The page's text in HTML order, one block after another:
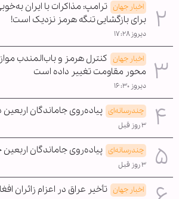
اخبار جهان ترامپ: مذاکرات با ایران
برای بازگشایی تنگه هرمز نزدیک است!
دیروز ۱۷:۲۸
اخبار جهان کنترل هرمز و باب‌المندب
محور مقاومت تغییر داده است
دیروز ۱۶:۳۰
چندرسانه‌ای پیاده‌روی جاماندگان
۳ روز قبل
چندرسانه‌ای پیاده‌روی جاماندگان
۳ روز قبل
اخبار جهان تأخیر عراق در اعزام زائران